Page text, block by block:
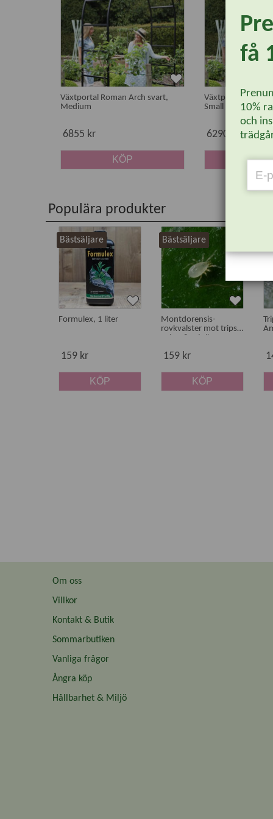
Växtportal Roman Arch svart,
Medium
6855 kr
KÖP
Växtportal Roman
Small
6290 kr
Populära produkter
Bästsäljare
Formulex, 1 liter
159 kr
KÖP
Bästsäljare
Montdorensis-
rovkvalster mot trips,
159 kr
KÖP
Om oss
Villkor
Kontakt & Butik
Sommarbutiken
Vanliga frågor
Ångra köp
Hållbarhet & Miljö
få
10%
och